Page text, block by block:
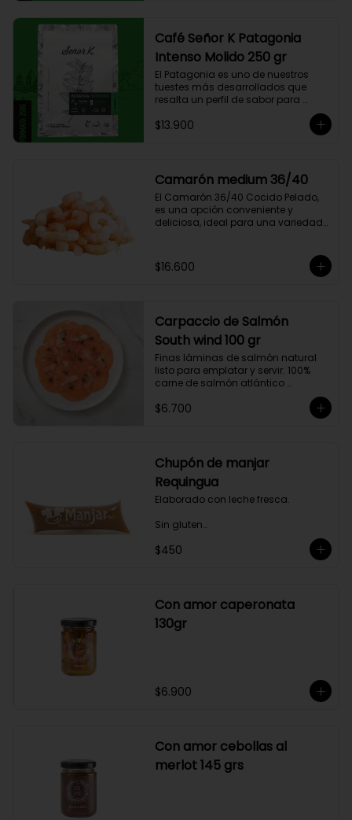
Lo diseñamos intencionalmente
para resaltar la intensidad y
generar una gran sinergia si se
añade leche. Se trata de un Blend
con un rico sabor achocolatado.
Café Señor K Patagonia
Intenso Molido 250 gr
El Patagonia es uno de nuestros
tuestes más desarrollados que
resalta un perfil de sabor para
intenso único y con exquisito
Lo diseñamos intencionalmente
para resaltar la intensidad y
generar una gran sinergia si se
añade leche. Se trata de un Blend
con un rico sabor achocolatado.
$13.900
Camarón medium 36/40
El Camarón 36/40 Cocido Pelado,
es una opción conveniente y
deliciosa, ideal para una variedad
camarones son perfectos para
ensaladas, pastas, arroces y
Ricos en proteínas y listos para
comer, son una opción rápida y
nutritiva que añade un toque
gourmet a tus comidas.
$16.600
Carpaccio de Salmón
South wind 100 gr
Finas láminas de salmón natural
listo para emplatar y servir. 100%
carne de salmón atlántico
Producto sellado al vacío y
congelado.
$6.700
Chupón de manjar
Requingua
Elaborado con leche fresca.
Sin gluten
Sin Saborizantes
$450
Con amor caperonata
130gr
$6.900
Con amor cebollas al
merlot 145 grs